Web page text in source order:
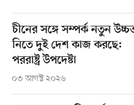
চীনের সঙ্গে সম্পর্ক নতুন
নিতে দুই দেশ কাজ করছে:
পররাষ্ট্র উপদেষ্টা
০৩ আগস্ট ২০২৬